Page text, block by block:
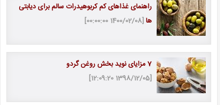
راهنمای غذاهای کم کربوهیدرات سالم برای دیابتی
ها[1400/02/08 00:00:00]
7 مزایای نوید بخش روغن گردو
[1398/12/05 12:09:20]